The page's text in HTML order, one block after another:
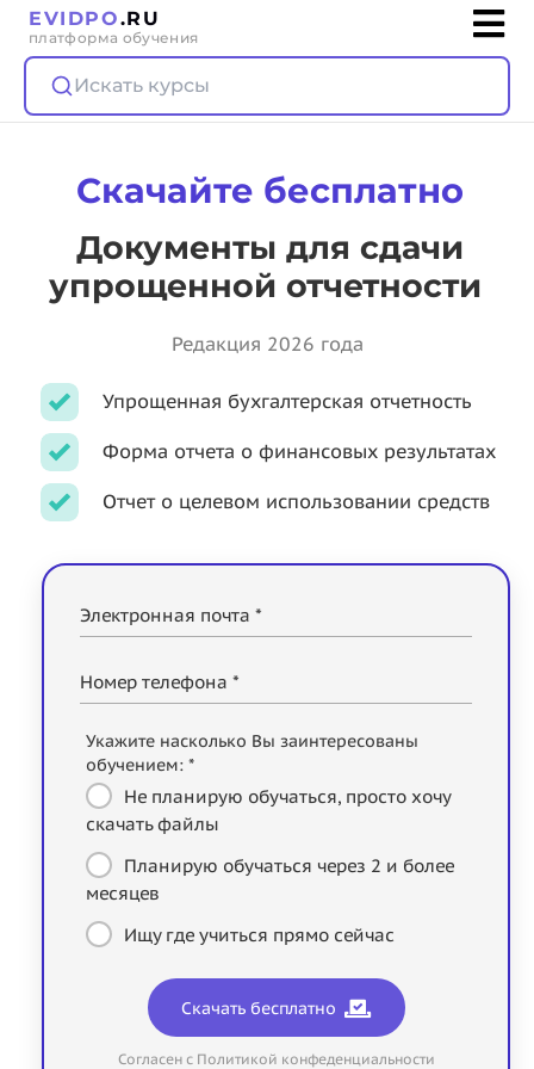
EVIDPO.RU
платформа обучения
Искать курсы
Скачайте бесплатно
Документы для сдачи
упрощенной отчетности
Редакция 2026 года
Упрощенная бухгалтерская отчетность
Форма отчета о финансовых результатах
Отчет о целевом использовании средств
Электронная почта *
Номер телефона *
Укажите насколько Вы заинтересованы
обучением: *
Не планирую обучаться, просто хочу
скачать файлы
Планирую обучаться через 2 и более
месяцев
Ищу где учиться прямо сейчас
Скачать бесплатно
Согласен с Политикой конфеденциальности